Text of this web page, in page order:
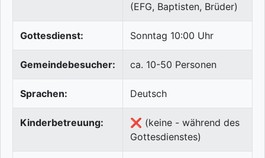
(EFG, Baptisten, Brüder)
Gottesdienst: Sonntag 10:00 Uhr
Gemeindebesucher: ca. 10-50 Personen
Sprachen: Deutsch
Kinderbetreuung:
❌ (keine - während des
Gottesdienstes)